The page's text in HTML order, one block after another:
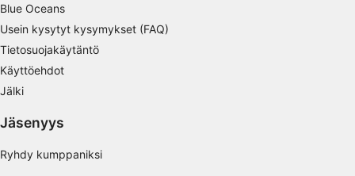
Blue Oceans
Usein kysytyt kysymykset (FAQ)
Tietosuojakäytäntö
Käyttöehdot
Jälki
Jäsenyys
Ryhdy kumppaniksi
valitsemiseksi
Mainonnan tehokkuuden mittaaminen
Sisällön tehokkuuden mittaaminen
peräisin olevien tietojen, tilastojen tai